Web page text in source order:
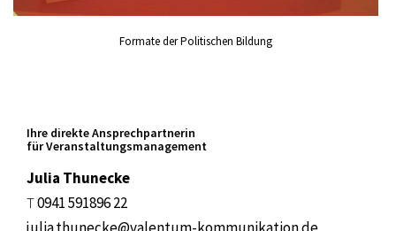
Formate der Politischen Bildung
Ihre direkte Ansprechpartnerin
für Veranstaltungsmanagement
Julia Thunecke
T0941 591896 22